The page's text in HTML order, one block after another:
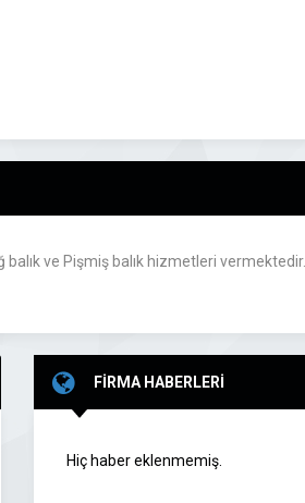
balık ve Pişmiş balık hizmetleri vermektedir.
FİRMA HABERLERİ
Hiç haber eklenmemiş.